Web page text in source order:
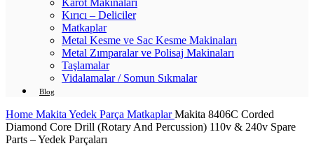
Karot Makinaları
Kırıcı – Deliciler
Matkaplar
Metal Kesme ve Sac Kesme Makinaları
Metal Zımparalar ve Polisaj Makinaları
Taşlamalar
Vidalamalar / Somun Sıkmalar
Blog
Home Makita Yedek Parça MatkaplarMakita 8406C Corded
Diamond Core Drill (Rotary And Percussion) 110v & 240v Spare
Parts – Yedek Parçaları